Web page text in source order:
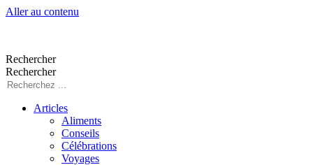
Aller au contenu
Rechercher
Rechercher
Articles
Aliments
Conseils
Célébrations
Voyages